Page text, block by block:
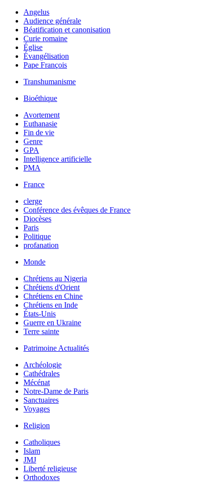
Angelus
Audience générale
Béatification et canonisation
Curie romaine
Église
Évangélisation
Pape François
Transhumanisme
Bioéthique
Avortement
Euthanasie
Fin de vie
Genre
GPA
Intelligence artificielle
PMA
France
clerge
Conférence des évêques de France
Diocèses
Paris
Politique
profanation
Monde
Chrétiens au Nigeria
Chrétiens d'Orient
Chrétiens en Chine
Chrétiens en Inde
États-Unis
Guerre en Ukraine
Terre sainte
Patrimoine Actualités
Archéologie
Cathédrales
Mécénat
Notre-Dame de Paris
Sanctuaires
Voyages
Religion
Catholiques
Islam
JMJ
Liberté religieuse
Orthodoxes